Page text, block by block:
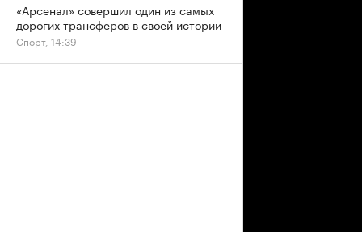
«Арсенал» совершил один из самых
дорогих трансферов в своей истории
Спорт, 14:39